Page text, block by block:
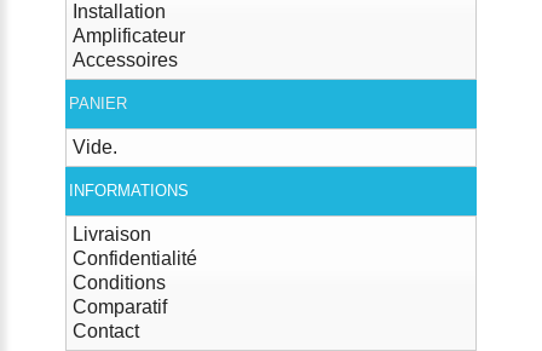
Installation
Amplificateur
Accessoires
PANIER
Vide.
INFORMATIONS
Livraison
Confidentialité
Conditions
Comparatif
Contact